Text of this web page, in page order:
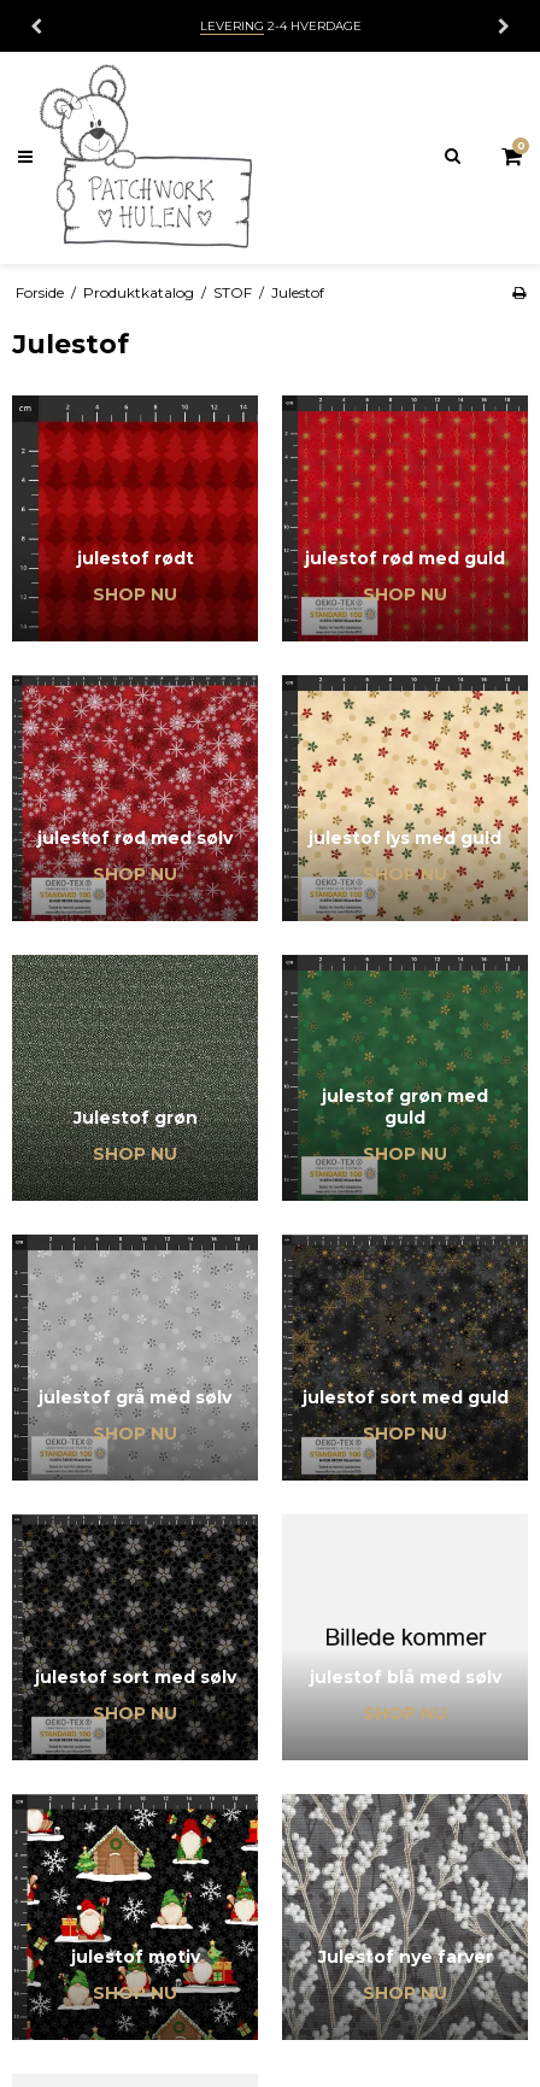
LEVERING 2-4 HVERDAGE
0
Forside / Produktkatalog / STOF / Julestof
Julestof
julestof rødt
SHOP NU
julestof rød med guld
SHOP NU
julestof rød med sølv
SHOP NU
julestof lys med guld
SHOP NU
Julestof grøn
SHOP NU
julestof grøn med
guld
SHOP NU
julestof grå med sølv
SHOP NU
julestof sort med guld
SHOP NU
julestof sort med sølv
SHOP NU
julestof blå med sølv
SHOP NU
julestof motiv
SHOP NU
Julestof nye farver
SHOP NU